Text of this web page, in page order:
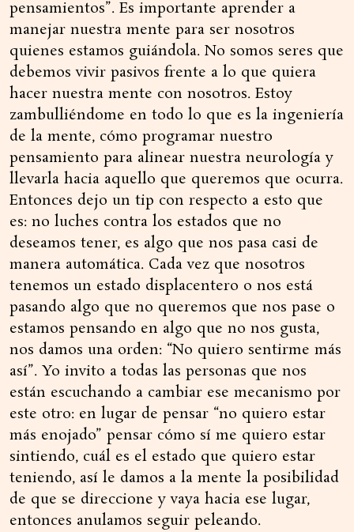
pensamientos”. Es importante aprender a
manejar nuestra mente para ser nosotros
quienes estamos guiándola. No somos seres que
debemos vivir pasivos frente a lo que quiera
hacer nuestra mente con nosotros. Estoy
zambulliéndome en todo lo que es la ingeniería
de la mente, cómo programar nuestro
pensamiento para alinear nuestra neurología y
llevarla hacia aquello que queremos que ocurra.
Entonces dejo un tip con respecto a esto que
es: no luches contra los estados que no
deseamos tener, es algo que nos pasa casi de
manera automática. Cada vez que nosotros
tenemos un estado displacentero o nos está
pasando algo que no queremos que nos pase o
estamos pensando en algo que no nos gusta,
nos damos una orden: “No quiero sentirme más
así”. Yo invito a todas las personas que nos
están escuchando a cambiar ese mecanismo por
este otro: en lugar de pensar “no quiero estar
más enojado” pensar cómo sí me quiero estar
sintiendo, cuál es el estado que quiero estar
teniendo, así le damos a la mente la posibilidad
de que se direccione y vaya hacia ese lugar,
entonces anulamos seguir peleando.